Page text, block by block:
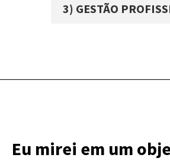
3) GESTÃO
Eu mirei em um